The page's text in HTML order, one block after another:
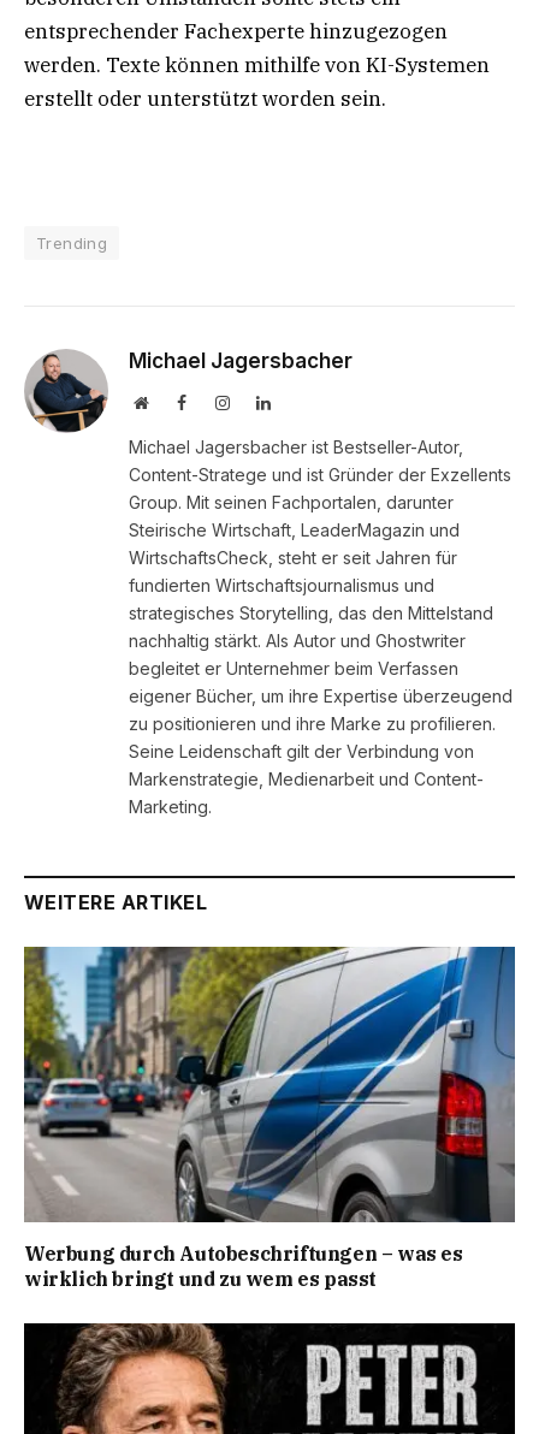
entsprechender Fachexperte hinzugezogen
werden. Texte können mithilfe von KI-Systemen
erstellt oder unterstützt worden sein.
Trending
Michael Jagersbacher
WebsiteFacebookInstagramLinkedIn
Michael Jagersbacher ist Bestseller-Autor,
Content-Stratege und ist Gründer der Exzellents
Group. Mit seinen Fachportalen, darunter
Steirische Wirtschaft, LeaderMagazin und
WirtschaftsCheck, steht er seit Jahren für
fundierten Wirtschaftsjournalismus und
strategisches Storytelling, das den Mittelstand
nachhaltig stärkt. Als Autor und Ghostwriter
begleitet er Unternehmer beim Verfassen
eigener Bücher, um ihre Expertise überzeugend
zu positionieren und ihre Marke zu profilieren.
Seine Leidenschaft gilt der Verbindung von
Markenstrategie, Medienarbeit und Content-
Marketing.
WEITERE ARTIKEL
Werbung durch Autobeschriftungen – was es
wirklich bringt und zu wem es passt